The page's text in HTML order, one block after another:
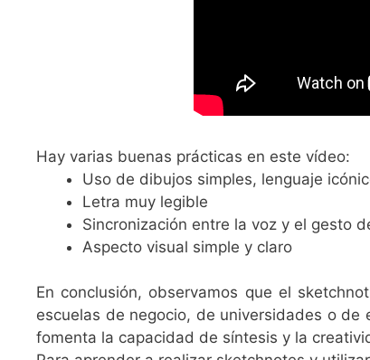
Hay varias buenas prácticas en este vídeo:
Uso de dibujos simples, lenguaje
Letra muy legible
Sincronización entre la voz y el gesto
Aspecto visual simple y claro
En conclusión, observamos que el
escuelas de negocio, de universidades o de
fomenta la capacidad de síntesis y la